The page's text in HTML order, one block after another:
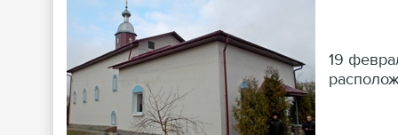
19